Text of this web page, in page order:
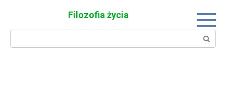
Filozofia życia
Search: